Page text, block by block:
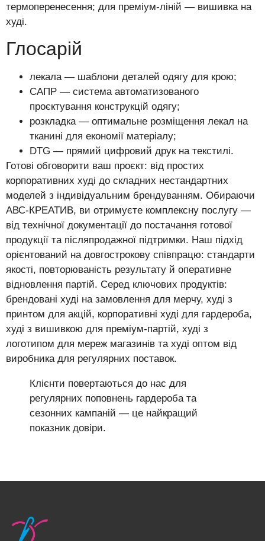
термоперенесення; для преміум-ліній — вишивка на
худі.
Глосарій
лекала — шаблони деталей одягу для крою;
САПР — система автоматизованого
проєктування конструкцій одягу;
розкладка — оптимальне розміщення лекал на
тканині для економії матеріалу;
DTG — прямий цифровий друк на текстилі.
Готові обговорити ваш проєкт: від простих
корпоративних худі до складних нестандартних
моделей з індивідуальним брендуванням. Обираючи
АВС-КРЕАТИВ, ви отримуєте комплексну послугу —
від технічної документації до постачання готової
продукції та післяпродажної підтримки. Наш підхід
орієнтований на довгострокову співпрацю: стандарти
якості, повторюваність результату й оперативне
відновлення партій. Серед ключових продуктів:
брендовані худі на замовлення для мерчу, худі з
принтом для акцій, корпоративні худі для гардероба,
худі з вишивкою для преміум-партій, худі з
логотипом для мереж магазинів та худі оптом від
виробника для регулярних поставок.
Клієнти повертаються до нас для
регулярних поповнень гардероба та
сезонних кампаній — це найкращий
показник довіри.